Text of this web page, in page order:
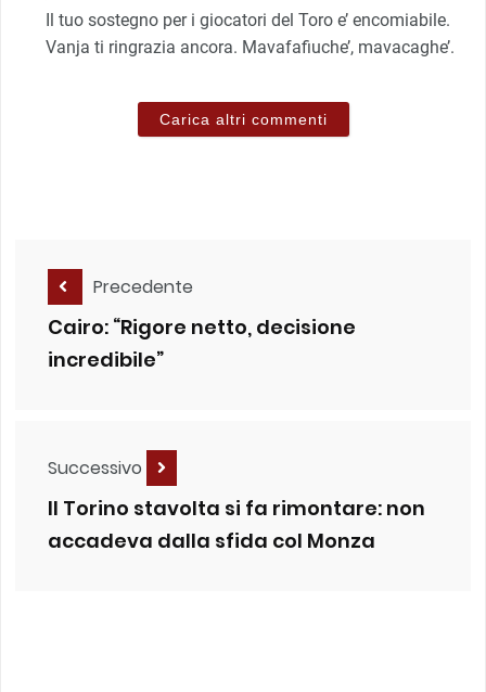
Il tuo sostegno per i giocatori del Toro e’ encomiabile.
Vanja ti ringrazia ancora. Mavafafiuche’, mavacaghe’.
Carica altri commenti
Precedente
Cairo: “Rigore netto, decisione
incredibile”
Successivo
Il Torino stavolta si fa rimontare: non
accadeva dalla sfida col Monza